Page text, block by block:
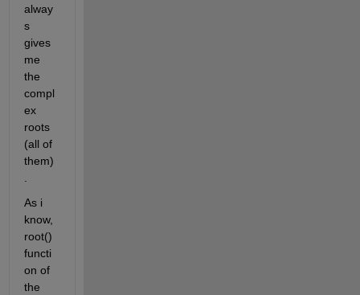
alway
s
gives
me
the
compl
ex
roots
(all of
them)
As i
know,
root()
functi
on of
the